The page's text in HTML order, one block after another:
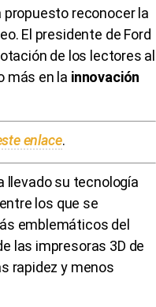
propuesto reconocer la
El presidente de Ford
de los lectores al
más en la innovación
enlace.
llevado su tecnología
los que se
emblemáticos del
las impresoras 3D de
rapidez y menos